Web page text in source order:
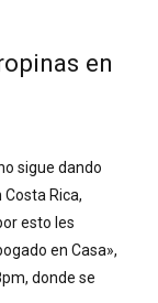
en
sigue dando
Rica,
esto les
en Casa»,
donde se